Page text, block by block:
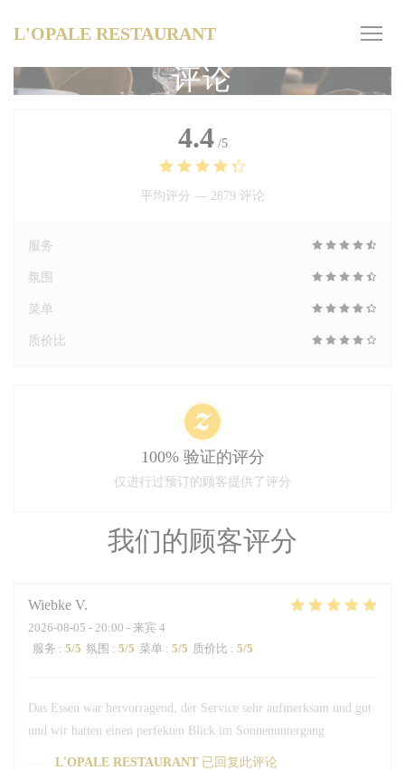
L'OPALE RESTAURANT
评论
我们的顾客评分
Wiebke V
2026-08-05 - 20:00 - 来宾 4
服务 : 5/5 氛围 : 5/5 菜单 : 5/5 质价比 : 5/5
Das Essen war hervorragend, der Service sehr aufmerksam und gut
und wir hatten einen perfekten Blick im Sonnenuntergang
L'OPALE RESTAURANT 已回复此评论
4.4 /5
平均评分 — 2879 评论
服务
氛围
菜单
质价比
100% 验证的评分
仅进行过预订的顾客提供了评分